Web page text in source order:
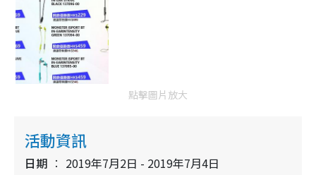
點擊圖片放大
活動資訊
日期
2019年7月2日 - 2019年7月4日